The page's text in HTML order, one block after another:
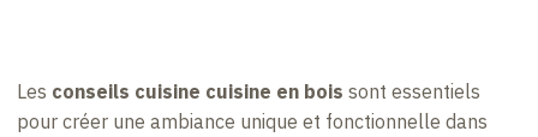
Les conseils cuisine cuisine en bois sont essentiels
pour créer une ambiance unique et fonctionnelle dans